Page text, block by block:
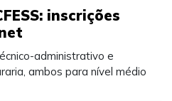
inscrições
administrativo e
ambos para nível médio